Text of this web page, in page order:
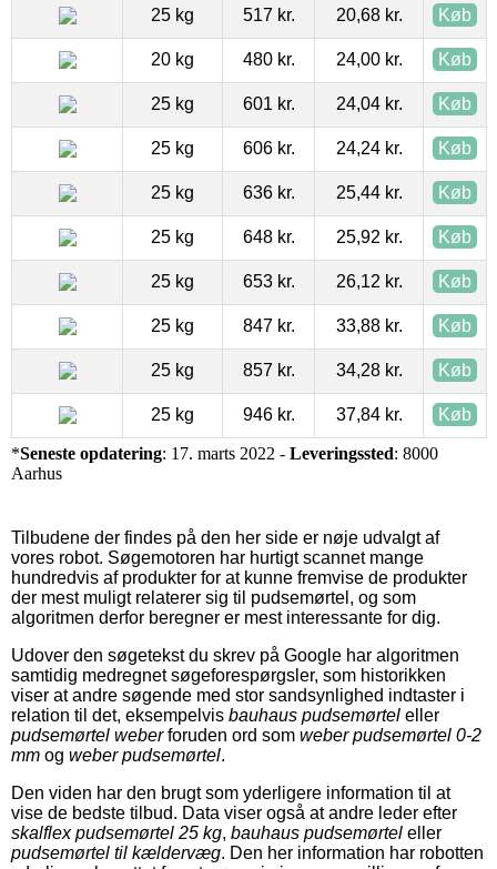
25 kg 517 kr. 20,68 kr. Køb
20 kg 480 kr. 24,00 kr. Køb
25 kg 601 kr. 24,04 kr. Køb
25 kg 606 kr. 24,24 kr. Køb
25 kg 636 kr. 25,44 kr. Køb
25 kg 648 kr. 25,92 kr. Køb
25 kg 653 kr. 26,12 kr. Køb
25 kg 847 kr. 33,88 kr. Køb
25 kg 857 kr. 34,28 kr. Køb
25 kg 946 kr. 37,84 kr. Køb
*Seneste opdatering: 17. marts 2022 - Leveringssted: 8000
Aarhus
Tilbudene der findes på den her side er nøje udvalgt af
vores robot. Søgemotoren har hurtigt scannet mange
hundredvis af produkter for at kunne fremvise de produkter
der mest muligt relaterer sig til pudsemørtel, og som
algoritmen derfor beregner er mest interessante for dig.
Udover den søgetekst du skrev på Google har algoritmen
samtidig medregnet søgeforespørgsler, som historikken
viser at andre søgende med stor sandsynlighed indtaster i
relation til det, eksempelvis bauhaus pudsemørtel eller
pudsemørtel weberforuden ord som weber pudsemørtel 0-2
mm og weber pudsemørtel.
Den viden har den brugt som yderligere information til at
vise de bedste tilbud. Data viser også at andre leder efter
skalflex pudsemørtel 25 kg, bauhaus pudsemørtel eller
pudsemørtel til kældervæg. Den her information har robotten